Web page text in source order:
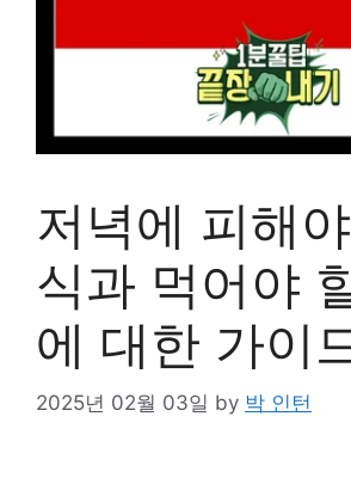
저녁에 피해
식과 먹어야
에 대한 가이
2025년 02월 03일 by 박 인턴